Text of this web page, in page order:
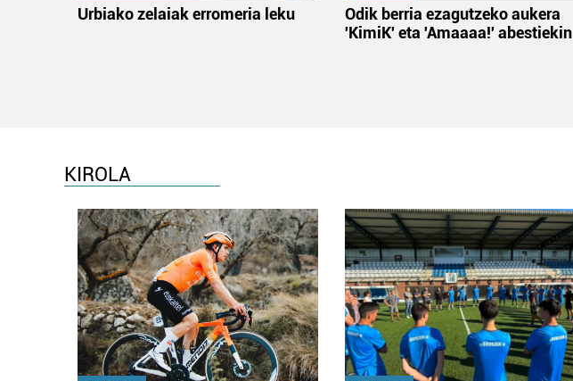
Urbiako zelaiak erromeria leku
Odik berria ezagutzeko aukera
'KimiK' eta 'Amaaaa!' abestiekin
KIROLA